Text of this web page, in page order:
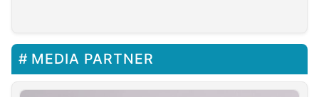
MEDIA PARTNER